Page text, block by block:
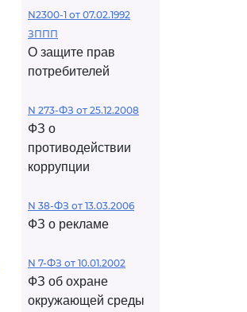
N2300-1 от 07.02.1992
ЗППП
О защите прав
потребителей
N 273-ФЗ от 25.12.2008
ФЗ о
противодействии
коррупции
N 38-ФЗ от 13.03.2006
ФЗ о рекламе
N 7-ФЗ от 10.01.2002
ФЗ об охране
окружающей среды